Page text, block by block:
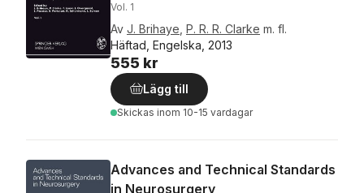
Vol. 1
Av J. Brihaye P. R. R. Clarke m. fl.
Häftad, Engelska, 2013
555 kr
Lägg till
Skickas inom 10-15 vardagar
Advances and Technical Standards
in Neurosurgery